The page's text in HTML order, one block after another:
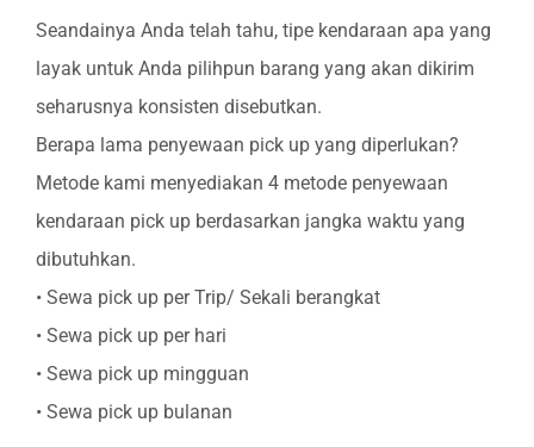
Seandainya Anda telah tahu, tipe kendaraan apa yang
layak untuk Anda pilihpun barang yang akan dikirim
seharusnya konsisten disebutkan.
Berapa lama penyewaan pick up yang diperlukan?
Metode kami menyediakan 4 metode penyewaan
kendaraan pick up berdasarkan jangka waktu yang
dibutuhkan.
• Sewa pick up per Trip/ Sekali berangkat
• Sewa pick up per hari
• Sewa pick up mingguan
• Sewa pick up bulanan